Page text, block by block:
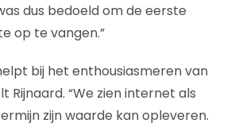
dus bedoeld om de eerste
op te vangen.”
bij het enthousiasmeren van
Rijnaard. “We zien internet als
zijn waarde kan opleveren.